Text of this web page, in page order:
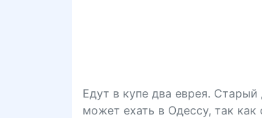
Едут в купе два еврея.
может ехать в Одессу, так